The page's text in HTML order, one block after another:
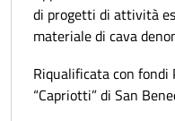
di progetti di attività
materiale di cava
Riqualificata con
“Capriotti” di San